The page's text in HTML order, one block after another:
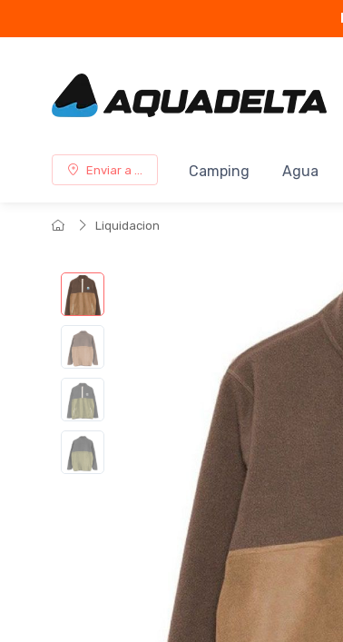
Enviar a ... Camping Agua
Liquidacion